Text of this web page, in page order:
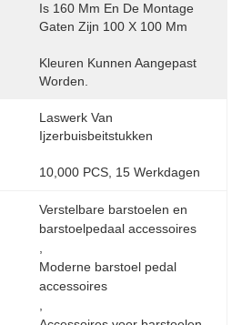
Is 160 Mm En De Montage
Gaten Zijn 100 X 100 Mm
Kleuren Kunnen Aangepast
Worden.
Laswerk Van
Ijzerbuisbeitstukken
10,000 PCS, 15 Werkdagen
Verstelbare barstoelen en
barstoelpedaal accessoires
Moderne barstoel pedal
accessoires